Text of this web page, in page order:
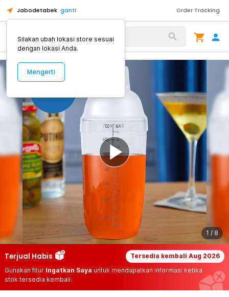
Jabodetabek ganti Order Tracking
Alat Kopi
1 / 8
Terjual Habis Tersedia kembali Aug 2026
Gunakan fitur Ingatkan Saya untuk mendapatkan informasi ketika
stok tersedia kembali.
Silakan ubah lokasi store sesuai
dengan lokasi Anda.
Mengerti